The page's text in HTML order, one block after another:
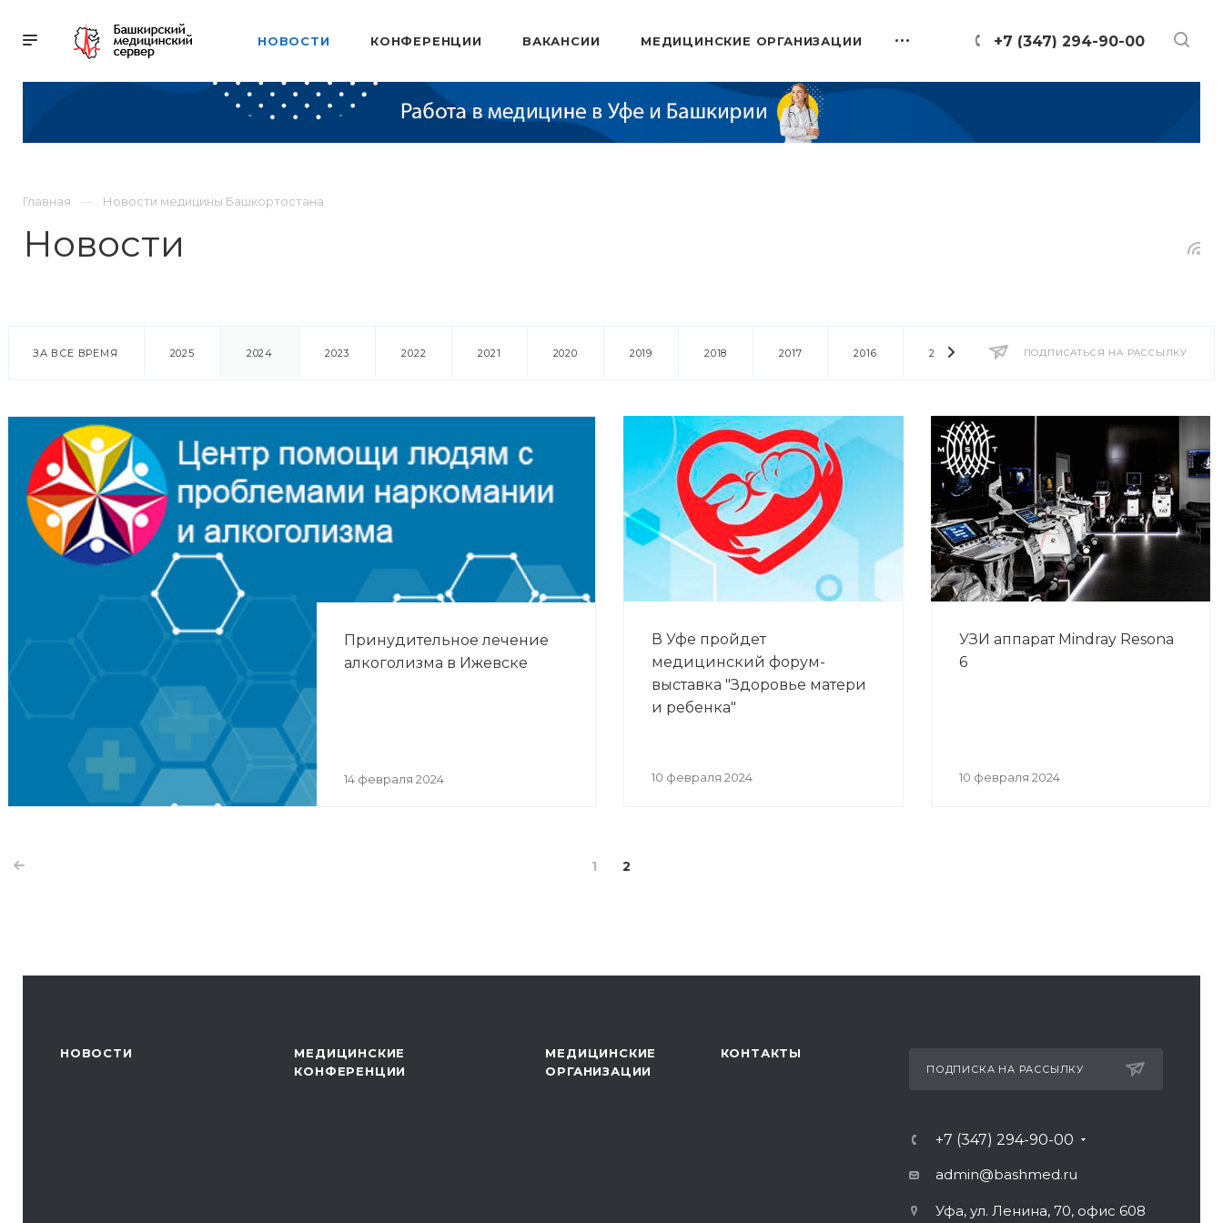
+7 (347) 294-90-00
НОВОСТИ КОНФЕРЕНЦИИ ВАКАНСИИ МЕДИЦИНСКИЕ ОРГАНИЗАЦИИ
Главная Новости медицины Башкортостана
Новости
ПОДПИСАТЬСЯ НА РАССЫЛКУ
ЗА ВСЕ ВРЕМЯ 2025 2024 2023 2022 2021 2020 2019 2018 2017 2016 2014 2013 2012 2011
Принудительное лечение
алкоголизма в Ижевске
14 февраля 2024
В Уфе пройдет
медицинский форум-
выставка "Здоровье матери
и ребенка"
10 февраля 2024
УЗИ аппарат Mindray Resona
6
10 февраля 2024
1 2
НОВОСТИ
МЕДИЦИНСКИЕ
КОНФЕРЕНЦИИ
МЕДИЦИНСКИЕ
ОРГАНИЗАЦИИ
КОНТАКТЫ
ПОДПИСКА НА РАССЫЛКУ
+7 (347) 294-90-00
admin@bashmed.ru
Уфа, ул. Ленина, 70, офис 608